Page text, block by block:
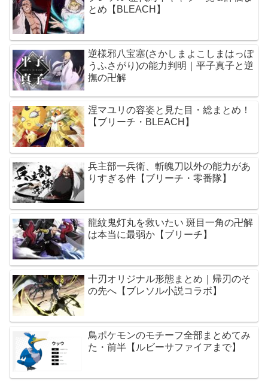
とめ【BLEACH】
逆様邪八宝塞(さかしまよこしまはっぽ
うふさがり)の能力判明｜平子真子と逆
撫の卍解
涅マユリの容姿と見た目・総まとめ！
【ブリーチ・BLEACH】
兵主部一兵衛、斬魄刀以外の能力があ
りすぎる件【ブリーチ・零番隊】
龍紋鬼灯丸を救いたい 斑目一角の卍解
は本当に最弱か【ブリーチ】
十刃オリジナル形態まとめ｜帰刃のそ
の先へ【ブレソル小説コラボ】
鳥ポケモンのモチーフ全部まとめてみ
た・前半【ルビーサファイアまで】